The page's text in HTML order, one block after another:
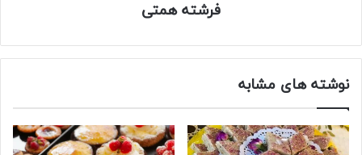
فرشته همتی
نوشته های مشابه